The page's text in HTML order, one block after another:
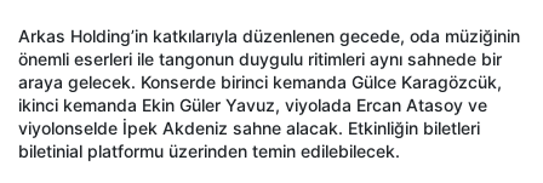
Arkas Holding’in katkılarıyla düzenlenen gecede, oda müziğinin
önemli eserleri ile tangonun duygulu ritimleri aynı sahnede bir
araya gelecek. Konserde birinci kemanda Gülce Karagözcük,
ikinci kemanda Ekin Güler Yavuz, viyolada Ercan Atasoy ve
viyolonselde İpek Akdeniz sahne alacak. Etkinliğin biletleri
biletinial platformu üzerinden temin edilebilecek.